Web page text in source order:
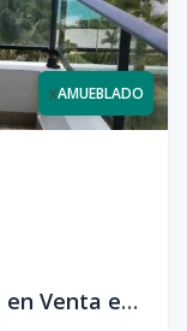
xAMUEBLADO
Apartamento de 1 Habitación en Venta en The Beach, Downtown Punta Cana | Cerca de Playas y Servicios